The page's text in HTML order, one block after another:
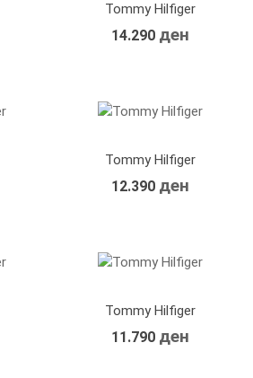
Tommy Hilfiger
14.290 ден
Tommy Hilfiger
12.390 ден
Tommy Hilfiger
11.790 ден